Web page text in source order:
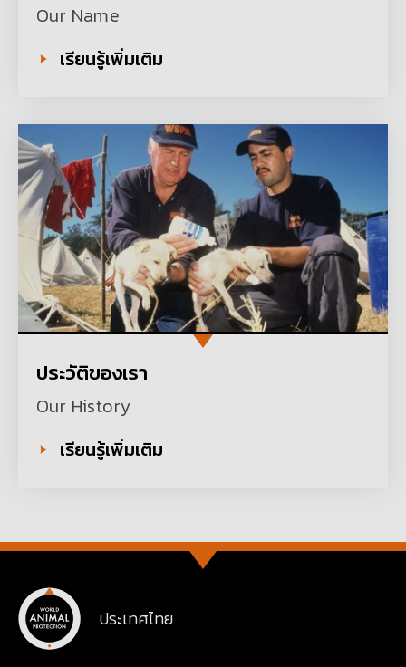
Our Name
เรียนรู้เพิ่มเติม
ประวัติของเรา
Our History
เรียนรู้เพิ่มเติม
ประเทศไทย